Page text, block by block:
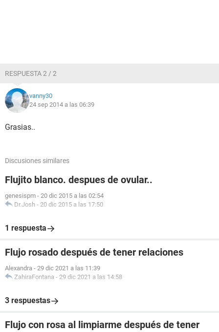
RESPUESTA 2 / 2
vanny30
24 sep 2014 a las 06:39
Grasias..
Discusiones similares
Flujito blanco. despues de ovular..
genesispm - 20 dic 2015 a las 02:54
Dr.Josh - 20 dic 2015 a las 17:50
1 respuesta
Flujo rosado después de tener relaciones
Alexandra - 29 dic 2021 a las 11:39
ZahiraFontana - 29 dic 2021 a las 14:58
3 respuestas
Flujo con rosa al limpiarme después de tener